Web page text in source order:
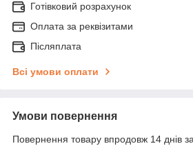
Готівковий розрахунок
Оплата за реквізитами
Післяплата
Всі умови оплати
Умови повернення
Повернення товару впродовж 14 днів